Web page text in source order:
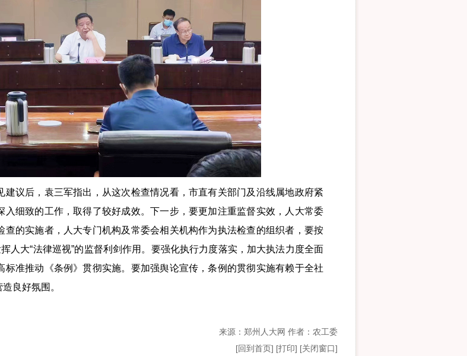
议后，袁三军指出，从这次检查情况看，市直有关部门及沿线属地政府紧
细致的工作，取得了较好成效。下一步，要更加注重监督实效，人大常委
的实施者，人大专门机构及常委会相关机构作为执法检查的组织者，要按
人大“法律巡视”的监督利剑作用。要强化执行力度落实，加大执法力度全面
准推动《条例》贯彻实施。要加强舆论宣传，条例的贯彻实施有赖于全社
良好氛围。
来源：郑州人大网 作者：农工委
[回到首页] [打印] [关闭窗口]